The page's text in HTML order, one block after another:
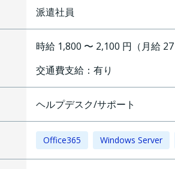
派遣社員
時給 1,800 〜 2,100 円（月給
交通費支給： 有り
ヘルプデスク/サポート
Office365 Windows Server